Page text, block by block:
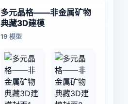
多元晶格——非金属矿物
典藏3D建模
19 模型